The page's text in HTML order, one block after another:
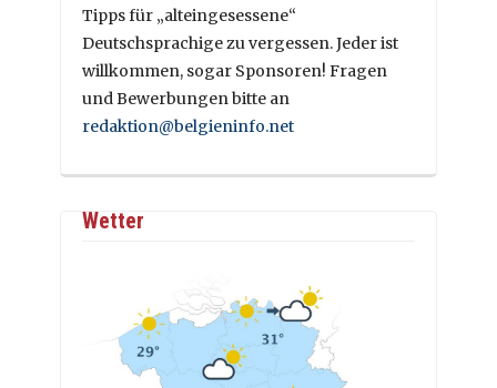
Tipps für „alteingesessene“
Deutschsprachige zu vergessen. Jeder ist
willkommen, sogar Sponsoren! Fragen
und Bewerbungen bitte an
redaktion@belgieninfo.net
Wetter